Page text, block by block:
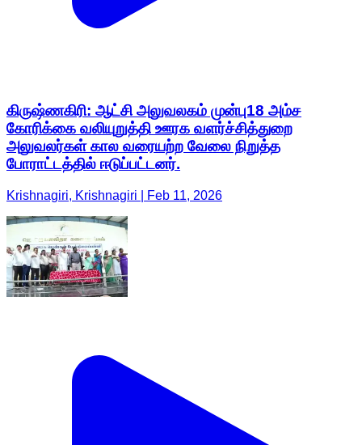
கிருஷ்ணகிரி: ஆட்சி அலுவலகம் முன்பு18 அம்ச
கோரிக்கை வலியுறுத்தி ஊரக வளர்ச்சித்துறை
அலுவலர்கள் கால வரையற்ற வேலை நிறுத்த
போராட்டத்தில் ஈடுப்பட்டனர்.
Krishnagiri, Krishnagiri | Feb 11, 2026